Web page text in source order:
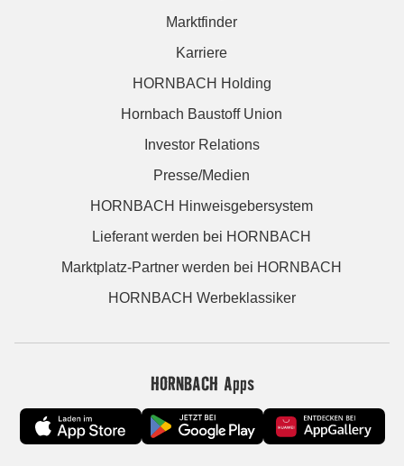
Marktfinder
Karriere
HORNBACH Holding
Hornbach Baustoff Union
Investor Relations
Presse/Medien
HORNBACH Hinweisgebersystem
Lieferant werden bei HORNBACH
Marktplatz-Partner werden bei HORNBACH
HORNBACH Werbeklassiker
HORNBACH Apps